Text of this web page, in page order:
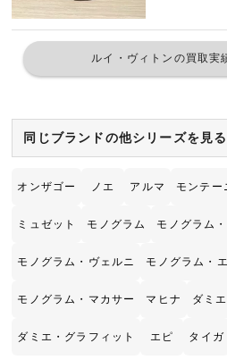
ルイ・ヴィトンの買取実
同じブランドの他シリーズを見る
オンザゴー ノエ アルマ モンテー
ミュゼット モノグラム モノグラム
モノグラム・ヴェルニ モノグラム・
モノグラム・マカサー マヒナ ダミエ
ダミエ・グラフィット エピ タイガ